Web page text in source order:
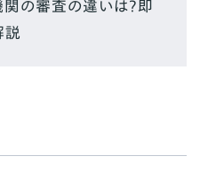
の審査の違いは？即
説